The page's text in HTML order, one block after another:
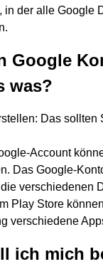
in der alle Google
Google
was?
Das sollten
Account
Das Google-
verschiedenen
Play Store
verschiedene
ich mich